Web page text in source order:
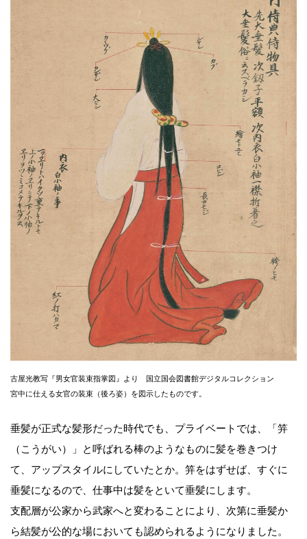
古屋光教写『男女官装束指掌図』より 国立国会図書館デジタルコレクション
宮中に仕える女官の装束（後ろ姿）を図示したものです。
垂髪が正式な髪形だった時代でも、プライベートでは、「笄
（こうがい）」と呼ばれる棒のようなものに髪を巻きつけ
て、アップスタイルにしていたとか。笄をはずせば、すぐに
垂髪になるので、仕事中は髪をといて垂髪にします。
支配層が公家から武家へと変わることにより、次第に垂髪か
ら結髪が公的な場においても認められるようになりました。